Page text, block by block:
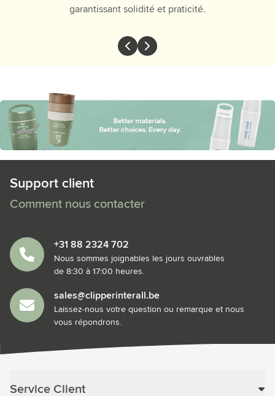
garantissant solidité et praticité.
Support client
Comment nous contacter
+31 88 2324 702
Nous sommes joignables les jours ouvrables
de 8:30 à 17:00 heures.
sales@clipperinterall.be
Laissez-nous votre question ou remarque et nous
vous répondrons.
Service Client